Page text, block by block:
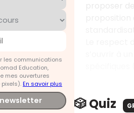
les communications
Education,
mes ouvertures
En savoir plus
🎲 Quiz